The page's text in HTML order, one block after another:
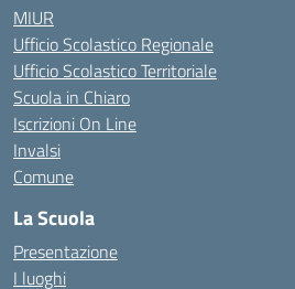
MIUR
Ufficio Scolastico Regionale
Ufficio Scolastico Territoriale
Scuola in Chiaro
Iscrizioni On Line
Invalsi
Comune
La Scuola
Presentazione
I luoghi